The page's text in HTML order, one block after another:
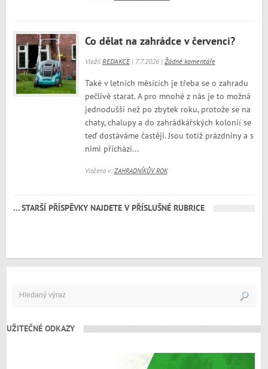
Co dělat na zahrádce v červenci?
Vložil REDAKCE| 7.7.2026 | Žádné komentáře
Také v letních měsících je třeba se o zahradu
pečlivě starat. A pro mnohé z nás je to možná
jednodušší než po zbytek roku, protože se na
chaty, chalupy a do zahrádkářských kolonií se
teď dostáváme častěji. Jsou totiž prázdniny a s
nimi přichází...
Vloženo v: ZAHRADNÍKŮV ROK
… STARŠÍ PŘÍSPĚVKY NAJDETE V PŘÍSLUŠNÉ RUBRICE
UŽITEČNÉ ODKAZY